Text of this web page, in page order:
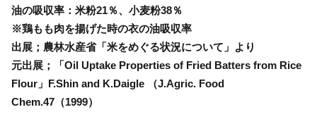
油の吸収率：米粉21％、小麦粉38％
※鶏もも肉を揚げた時の衣の油吸収率
出展；農林水産省「米をめぐる状況について」より
元出展；「Oil Uptake Properties of Fried Batters from Rice
Flour」F.Shin and K.Daigle （J.Agric. Food
Chem.47（1999）